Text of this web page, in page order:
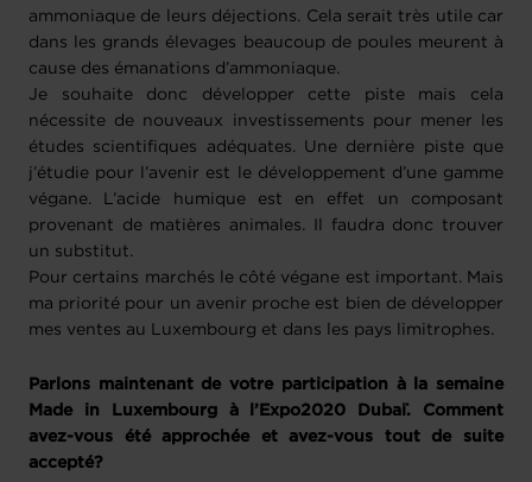
ammoniaque de leurs déjections. Cela serait très utile car
dans les grands élevages beaucoup de poules meurent à
cause des émanations d’ammoniaque.
Je souhaite donc développer cette piste mais cela
nécessite de nouveaux investissements pour mener les
études scientifiques adéquates. Une dernière piste que
j’étudie pour l’avenir est le développement d’une gamme
végane. L’acide humique est en effet un composant
provenant de matières animales. Il faudra donc trouver
un substitut.
Pour certains marchés le côté végane est important. Mais
ma priorité pour un avenir proche est bien de développer
mes ventes au Luxembourg et dans les pays limitrophes.
Parlons maintenant de votre participation à la semaine
Made in Luxembourg à l’Expo2020 Dubaï. Comment
avez-vous été approchée et avez-vous tout de suite
accepté?